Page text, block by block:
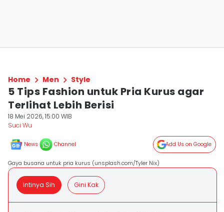
Home Men Style
5 Tips Fashion untuk Pria Kurus agar
Terlihat Lebih Berisi
18 Mei 2026, 15:00 WIB
Suci Wu
News Channel Add Us on Google
Gaya busana untuk pria kurus (unsplash.com/Tyler Nix)
Intinya Sih Gini Kak